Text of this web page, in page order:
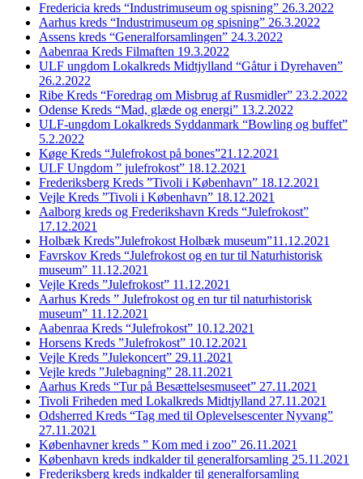
Fredericia kreds “Industrimuseum og spisning” 26.3.2022
Aarhus kreds “Industrimuseum og spisning” 26.3.2022
Assens kreds “Generalforsamlingen” 24.3.2022
Aabenraa Kreds Filmaften 19.3.2022
ULF ungdom Lokalkreds Midtjylland “Gåtur i Dyrehaven”
26.2.2022
Ribe Kreds “Foredrag om Misbrug af Rusmidler” 23.2.2022
Odense Kreds “Mad, glæde og energi” 13.2.2022
ULF-ungdom Lokalkreds Syddanmark “Bowling og buffet”
5.2.2022
Køge Kreds “Julefrokost på bones”21.12.2021
ULF Ungdom ” julefrokost” 18.12.2021
Frederiksberg Kreds ”Tivoli i København” 18.12.2021
Vejle Kreds ”Tivoli i København” 18.12.2021
Aalborg kreds og Frederikshavn Kreds “Julefrokost”
17.12.2021
Holbæk Kreds”Julefrokost Holbæk museum”11.12.2021
Favrskov Kreds “Julefrokost og en tur til Naturhistorisk
museum” 11.12.2021
Vejle Kreds ”Julefrokost” 11.12.2021
Aarhus Kreds ” Julefrokost og en tur til naturhistorisk
museum” 11.12.2021
Aabenraa Kreds “Julefrokost” 10.12.2021
Horsens Kreds ”Julefrokost” 10.12.2021
Vejle Kreds ”Julekoncert” 29.11.2021
Vejle kreds ”Julebagning” 28.11.2021
Aarhus Kreds “Tur på Besættelsesmuseet” 27.11.2021
Tivoli Friheden med Lokalkreds Midtjylland 27.11.2021
Odsherred Kreds “Tag med til Oplevelsescenter Nyvang”
27.11.2021
Københavner kreds ” Kom med i zoo” 26.11.2021
København kreds indkalder til generalforsamling 25.11.2021
Frederiksberg kreds indkalder til generalforsamling